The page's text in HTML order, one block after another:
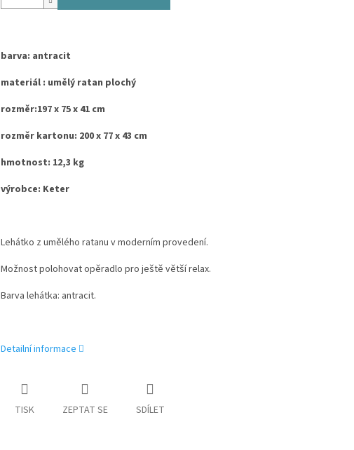
barva: antracit
materiál : umělý ratan plochý
rozměr:197 x 75 x 41 cm
rozměr kartonu: 200 x 77 x 43 cm
hmotnost: 12,3 kg
výrobce: Keter
Lehátko z umělého ratanu v moderním provedení.
Možnost polohovat opěradlo pro ještě větší relax.
Barva lehátka: antracit.
Detailní informace
TISK ZEPTAT SE SDÍLET